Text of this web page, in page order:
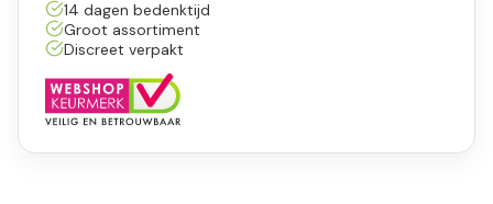
14 dagen bedenktijd
Groot assortiment
Discreet verpakt